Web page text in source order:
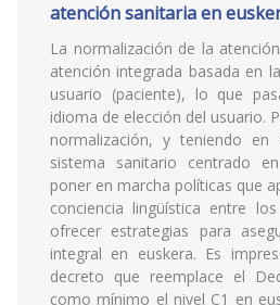
atención sanitaria en
La normalización de la
atención integrada basada en
usuario (paciente), lo que
idioma de elección del usuario.
normalización, y teniendo
sistema sanitario centrado
poner en marcha políticas que
conciencia lingüística entre
ofrecer estrategias para
integral en euskera. Es
decreto que reemplace el
como mínimo el nivel C1 en